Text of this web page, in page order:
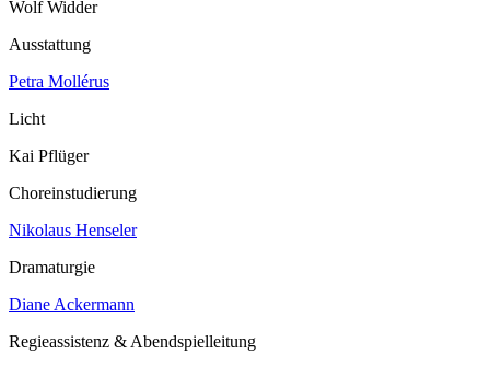
Wolf Widder
Ausstattung
Petra Mollérus
Licht
Kai Pflüger
Choreinstudierung
Nikolaus Henseler
Dramaturgie
Diane Ackermann
Regieassistenz & Abendspielleitung